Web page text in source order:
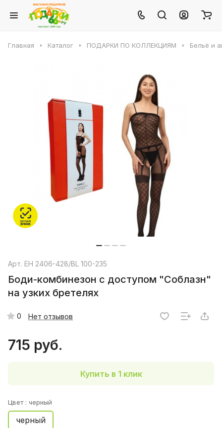
Главная Каталог ПОДАРКИ ПО КОЛЛЕКЦИЯМ Бельё и
Арт. EH 2406-428/BL 100-235
Боди-комбинезон с доступом "Соблазн"
на узких бретелях
0 Нет отзывов
715 руб.
Купить в 1 клик
Цвет : черный
черный